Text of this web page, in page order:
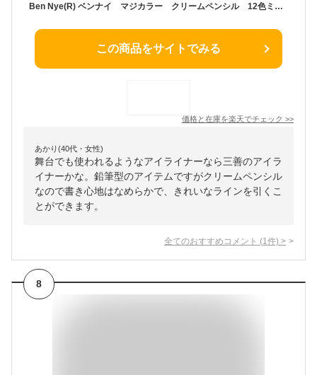
Ben Nye(R) ベンナイ マジカラー クリームペンシル 12色ミツヨシ 三善 みつよしメークアップペンシルSNSでも人気！宝塚 バレエ ステージ 舞台 ショー ボディーペインティング コスプレ
この商品をサイトでみる
価格と在庫を楽天でチェック >>
あかり(40代・女性)
舞台でも使われるようなアイライナーなら三善のアイラ
イナーかな。鉛筆型のアイテムですがクリームペンシル
なので書き心地はなめらかで、きれいなラインを引くこ
とができます。
全てのおすすめコメント (1 件) >
8